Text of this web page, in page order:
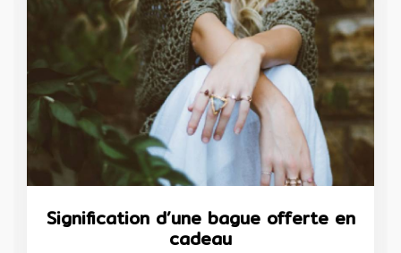
Signification d’une bague offerte en
cadeau